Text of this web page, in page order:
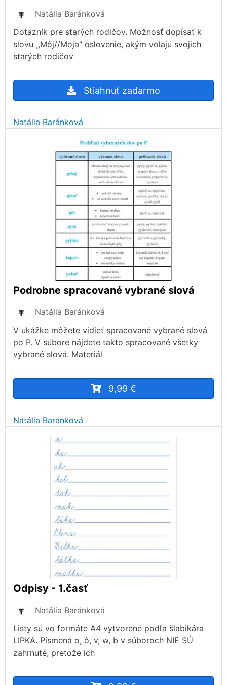
Natália Baránková
Dotazník pre starých rodičov. Možnosť dopísať k
slovu ,,Môj//Moja" oslovenie, akým volajú svojich
starých rodičov
Stiahnuť zadarmo
Natália Baránková
Podrobne spracované vybrané slová
Natália Baránková
V ukážke môžete vidieť spracované vybrané slová
po P. V súbore nájdete takto spracované všetky
vybrané slová. Materiál
9,99 €
Natália Baránková
Odpisy - 1.časť
Natália Baránková
Listy sú vo formáte A4 vytvorené podľa šlabikára
LIPKA. Písmená o, ô, v, w, b v súboroch NIE SÚ
zahrnuté, pretože ich